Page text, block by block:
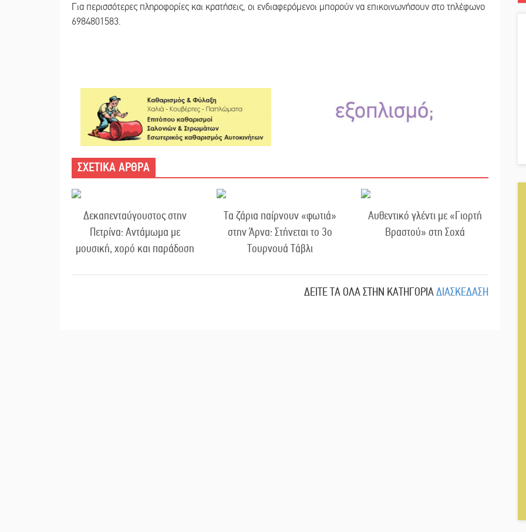
Για περισσότερες πληροφορίες και κρατήσεις, οι ενδιαφερόμενοι μπορούν να επικοινωνήσουν στο τηλέφωνο
6984801583.
ΣΧΕΤΙΚΑ ΑΡΘΡΑ
Δεκαπενταύγουστος στην
Πετρίνα: Αντάμωμα με
μουσική, χορό και παράδοση
Τα ζάρια παίρνουν «φωτιά»
στην Άρνα: Στήνεται το 3ο
Τουρνουά Τάβλι
Αυθεντικό γλέντι με «Γιορτή
Βραστού» στη Σοχά
ΔΕΙΤΕ ΤΑ ΟΛΑ ΣΤΗΝ ΚΑΤΗΓΟΡΙΑΔΙΑΣΚΕΔΑΣΗ